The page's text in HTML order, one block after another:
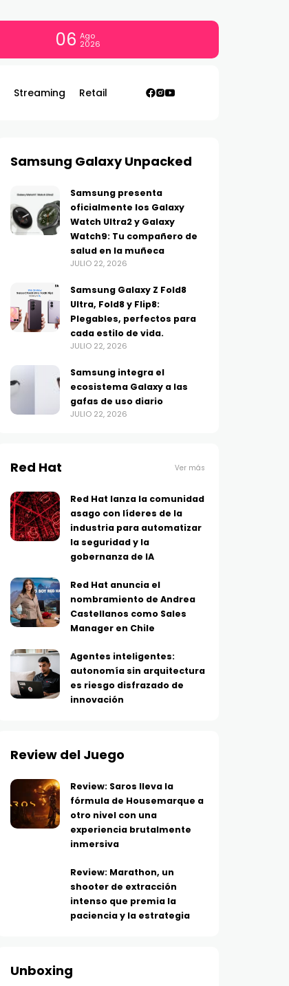
06 Ago
2026
Streaming Retail
Samsung Galaxy Unpacked
Samsung presenta
oficialmente los Galaxy
Watch Ultra2 y Galaxy
Watch9: Tu compañero de
salud en la muñeca
JULIO 22, 2026
Samsung Galaxy Z Fold8
Ultra, Fold8 y Flip8:
Plegables, perfectos para
cada estilo de vida.
JULIO 22, 2026
Samsung integra el
ecosistema Galaxy a las
gafas de uso diario
JULIO 22, 2026
Red Hat Ver más
Red Hat lanza la comunidad
asago con líderes de la
industria para automatizar
la seguridad y la
gobernanza de IA
Red Hat anuncia el
nombramiento de Andrea
Castellanos como Sales
Manager en Chile
Agentes inteligentes:
autonomía sin arquitectura
es riesgo disfrazado de
innovación
Review del Juego
Review: Saros lleva la
fórmula de Housemarque a
otro nivel con una
experiencia brutalmente
inmersiva
Review: Marathon, un
shooter de extracción
intenso que premia la
paciencia y la estrategia
Unboxing